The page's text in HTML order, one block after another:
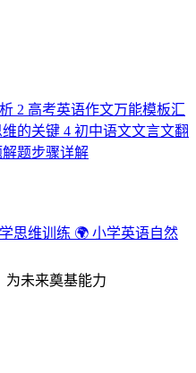
2 高考英语作文万能模板汇
的关键 4 初中语文文言文翻
题步骤详解
思维训练 🌍 小学英语自然
为未来奠基能力